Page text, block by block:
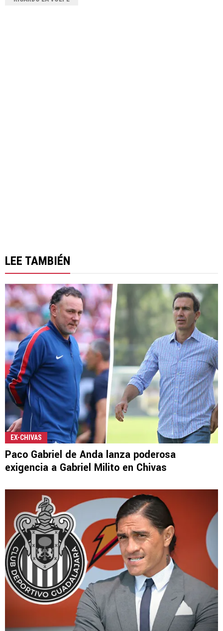
LEE TAMBIÉN
EX-CHIVAS
Paco Gabriel de Anda lanza poderosa
exigencia a Gabriel Milito en Chivas